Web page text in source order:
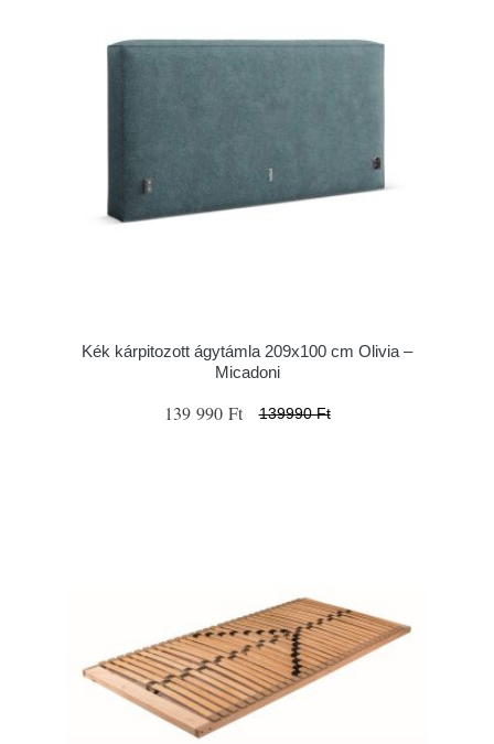
Kék kárpitozott ágytámla 209x100 cm Olivia –
Micadoni
139 990 Ft 139990 Ft